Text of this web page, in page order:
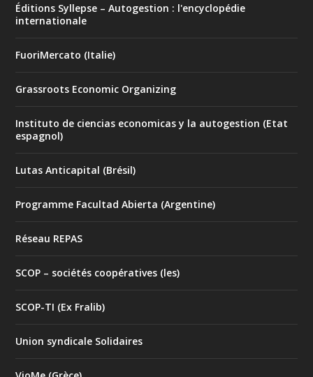
Éditions Syllepse – Autogestion : l'encyclopédie
internationale
FuoriMercato (Italie)
Grassroots Economic Organizing
Instituto de ciencias economicas y la autogestion (Etat
espagnol)
Lutas Anticapital (Brésil)
Programme Facultad Abierta (Argentine)
Réseau REPAS
SCOP – sociétés coopératives (les)
SCOP-TI (Ex Fralib)
Union syndicale Solidaires